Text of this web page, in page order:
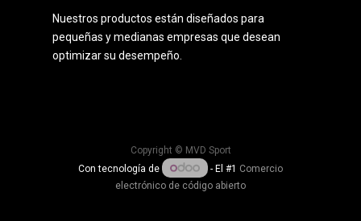
Nuestros productos están diseñados para
pequeñas y medianas empresas que desean
optimizar su desempeño.
Copyright © MVD Sport
Con tecnología de
- El #1 Comercio
electrónico de código abierto